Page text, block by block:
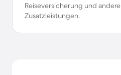
Reiseversicherung und andere
Zusatzleistungen.